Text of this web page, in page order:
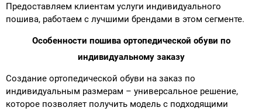
Предоставляем клиентам услуги индивидуального
пошива, работаем с лучшими брендами в этом сегменте.
Особенности пошива ортопедической обуви по
индивидуальному заказу
Создание ортопедической обуви на заказ по
индивидуальным размерам – универсальное решение,
которое позволяет получить модель с подходящими